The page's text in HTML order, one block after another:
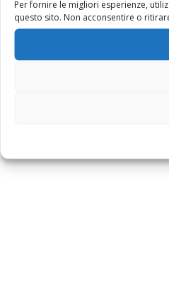
Per fornire le migliori esperienze,
questo sito. Non acconsentire o